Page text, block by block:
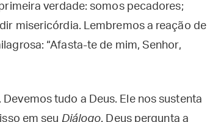
verdade: somos pecadores;
misericórdia. Lembremos a reação de
“Afasta-te de mim, Senhor,
. Devemos tudo a Deus. Ele nos sustenta
em seu Diálogo. Deus pergunta a